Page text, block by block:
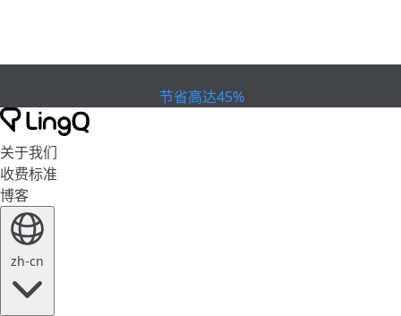
节省高达45%
关于我们
收费标准
博客
zh-cn